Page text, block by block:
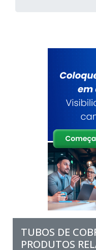
TUBOS DE
PRODUTOS